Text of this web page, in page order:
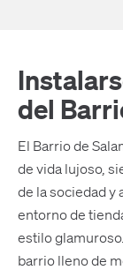
del
El Barrio de
de vida lujoso,
de la sociedad y
entorno de
estilo
barrio lleno de